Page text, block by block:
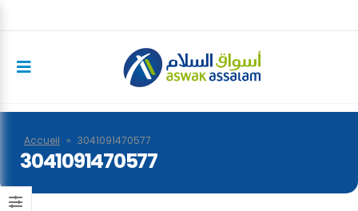
Accueil » 3041091470577
3041091470577